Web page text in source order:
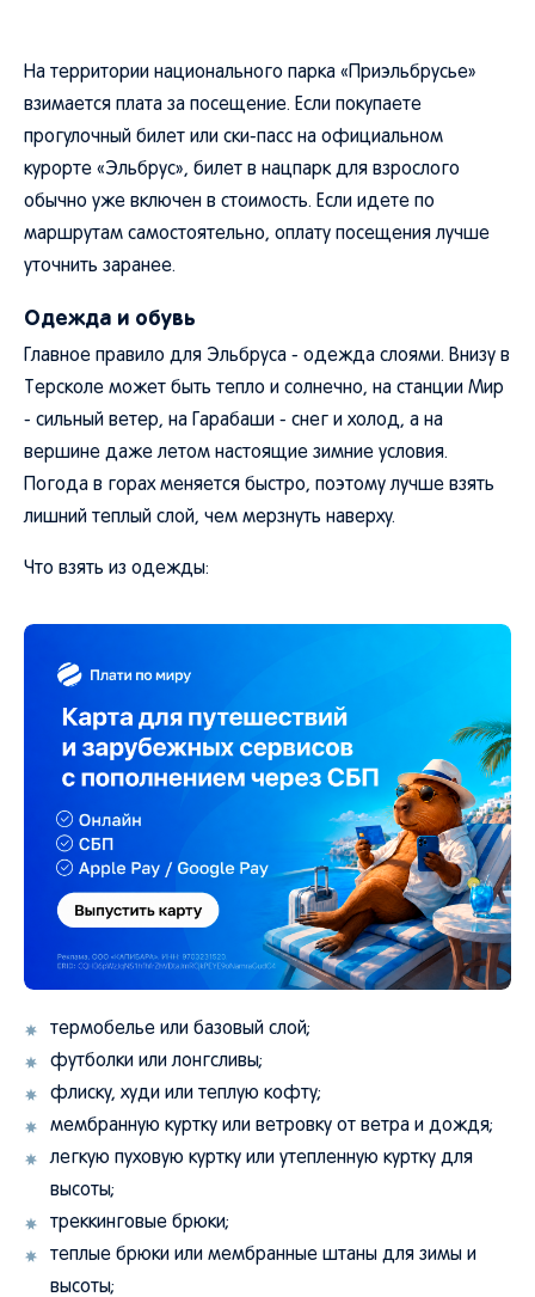
На территории национального парка «Приэльбрусье»
взимается плата за посещение. Если покупаете
прогулочный билет или ски-пасс на официальном
курорте «Эльбрус», билет в нацпарк для взрослого
обычно уже включен в стоимость. Если идете по
маршрутам самостоятельно, оплату посещения лучше
уточнить заранее.
Одежда и обувь
Главное правило для Эльбруса - одежда слоями. Внизу в
Терсколе может быть тепло и солнечно, на станции Мир
- сильный ветер, на Гарабаши - снег и холод, а на
вершине даже летом настоящие зимние условия.
Погода в горах меняется быстро, поэтому лучше взять
лишний теплый слой, чем мерзнуть наверху.
Что взять из одежды:
термобелье или базовый слой;
футболки или лонгсливы;
флиску, худи или теплую кофту;
мембранную куртку или ветровку от ветра и дождя;
легкую пуховую куртку или утепленную куртку для
высоты;
треккинговые брюки;
теплые брюки или мембранные штаны для зимы и
высоты;